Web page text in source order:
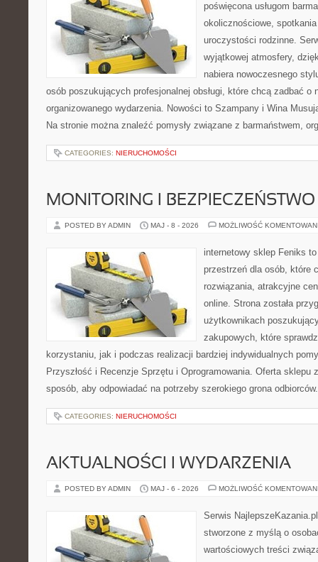
poświęcona usługom
okolicznościowe,
uroczystości rodzinne.
wyjątkowej atmosfery,
nabiera nowoczesnego
osób poszukujących profesjonalnej obsługi, które chcą zadbać o
organizowanego wydarzenia. Nowości to Szampany i Wina
Na stronie można znaleźć pomysły związane z barmaństwem,
CATEGORIES: NIERUCHOMOŚCI
MONITORING I
POSTED BY ADMIN MAJ - 8 - 2026 MOŻLIWOŚĆ
internetowy sklep Feniks
przestrzeń dla osób, które
rozwiązania, atrakcyjne
online. Strona została
użytkownikach
zakupowych, które
korzystaniu, jak i podczas realizacji bardziej indywidualnych
Przyszłość i Recenzje Sprzętu i Oprogramowania. Oferta sklepu
sposób, aby odpowiadać na potrzeby szerokiego grona
CATEGORIES: NIERUCHOMOŚCI
AKTUALNOŚCI I WYDARZENIA
POSTED BY ADMIN MAJ - 6 - 2026 MOŻLIWOŚĆ
Serwis
stworzone z myślą o
wartościowych treści